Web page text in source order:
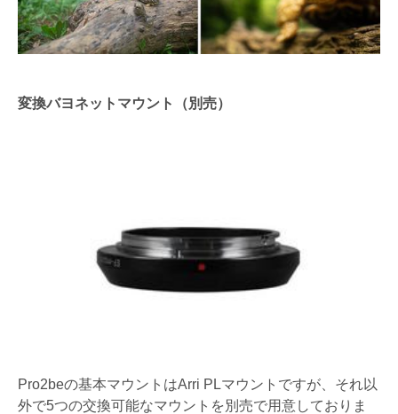
変換バヨネットマウント（別売）
Pro2beの基本マウントはArri PLマウントですが、それ以
外で5つの交換可能なマウントを別売で用意しておりま